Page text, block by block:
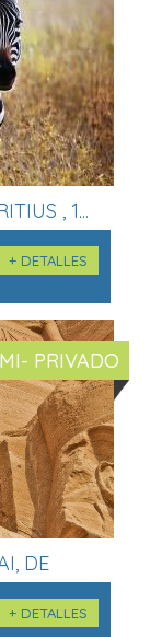
, 1...
+ DETALLES
PRIVADO
DE
+ DETALLES